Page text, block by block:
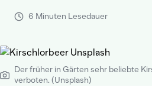
6 Minuten Lesedauer
Der früher in Gärten sehr beliebte
verboten. (Unsplash)